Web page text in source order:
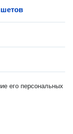
его персональных